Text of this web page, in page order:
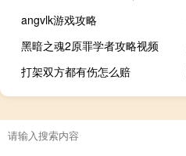
angvlk游戏攻略
黑暗之魂2原罪学者攻略视频
打架双方都有伤怎么赔